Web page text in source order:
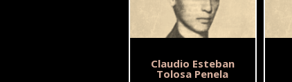
Claudio Esteban
Tolosa Penela